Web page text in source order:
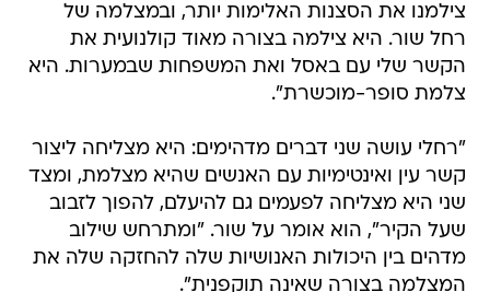
צילמנו את הסצנות האלימות יותר, ובמצלמה של
רחל שור. היא צילמה בצורה מאוד קולנועית את
הקשר שלי עם באסל ואת המשפחות שבמערות. היא
צלמת סופר-מוכשרת".
"רחלי עושה שני דברים מדהימים: היא מצליחה ליצור
קשר עין ואינטימיות עם האנשים שהיא מצלמת, ומצד
שני היא מצליחה לפעמים גם להיעלם, להפוך לזבוב
שעל הקיר", הוא אומר על שור. "ומתרחש שילוב
מדהים בין היכולות האנושיות שלה להחזקה שלה את
המצלמה בצורה שאינה תוקפנית".